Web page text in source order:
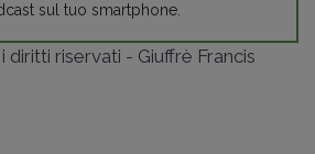
sul tuo smartphone.
riservati - Giuffrè Francis